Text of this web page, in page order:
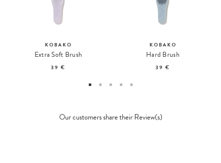
KOBAKO
Extra Soft Brush
39 €
KOBAKO
Hard Brush
39 €
Our customers share their Review(s)